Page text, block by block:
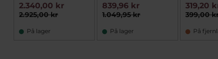
2.925,00 kr
2.340,00 kr
På lager
1.049,95 kr
839,96 kr
På lager
399,00
319,20
På